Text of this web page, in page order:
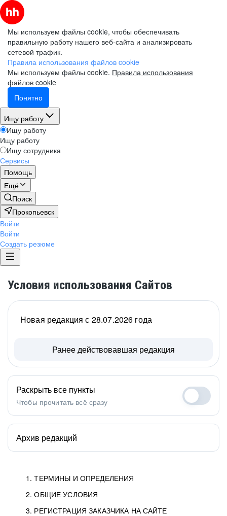
Мы используем файлы cookie, чтобы обеспечивать
правильную работу нашего веб-сайта и анализировать
сетевой трафик.
Правила использования файлов cookie
Мы используем файлы cookie. Правила использования
файлов cookie
Понятно
Ищу работу
Ищу работу
Ищу работу
Ищу сотрудника
Сервисы
Помощь
Ещё
Поиск
Прокопьевск
Войти
Войти
Создать резюме
Условия использования Сайтов
1. ТЕРМИНЫ И ОПРЕДЕЛЕНИЯ
2. ОБЩИЕ УСЛОВИЯ
3. РЕГИСТРАЦИЯ ЗАКАЗЧИКА НА САЙТЕ
Новая редакция с 28.07.2026 года
Ранее действовавшая редакция
Раскрыть все пункты
Чтобы прочитать всё сразу
Архив редакций